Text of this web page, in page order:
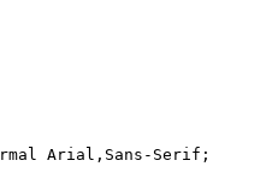
Arial,Sans-Serif;